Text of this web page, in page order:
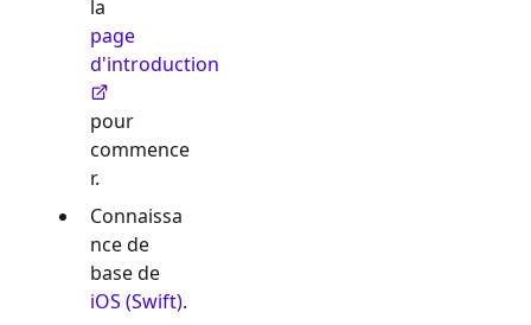
la
page
d'introduction
pour
commence
r.
Connaissa
nce de
base de
iOS (Swift).